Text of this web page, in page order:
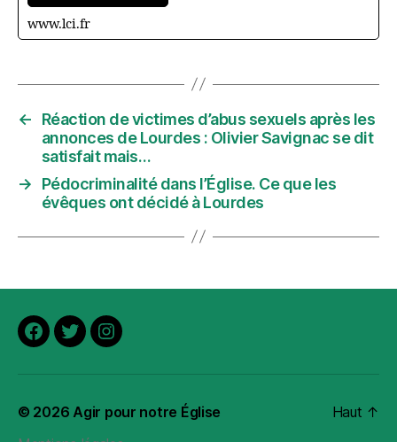
www.lci.fr
←
Réaction de victimes d’abus sexuels après les
annonces de Lourdes : Olivier Savignac se dit
satisfait mais…
→
Pédocriminalité dans l’Église. Ce que les
évêques ont décidé à Lourdes
Facebook
TwitterInstagram
© 2026 Agir pour notre Église
Haut ↑